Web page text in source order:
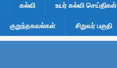
கல்வி உயர் கல்வி செய்திகள்
குறுந்தகவல்கள் சிறுவர் பகுதி